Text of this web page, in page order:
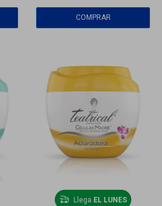
Llega EL LUNES